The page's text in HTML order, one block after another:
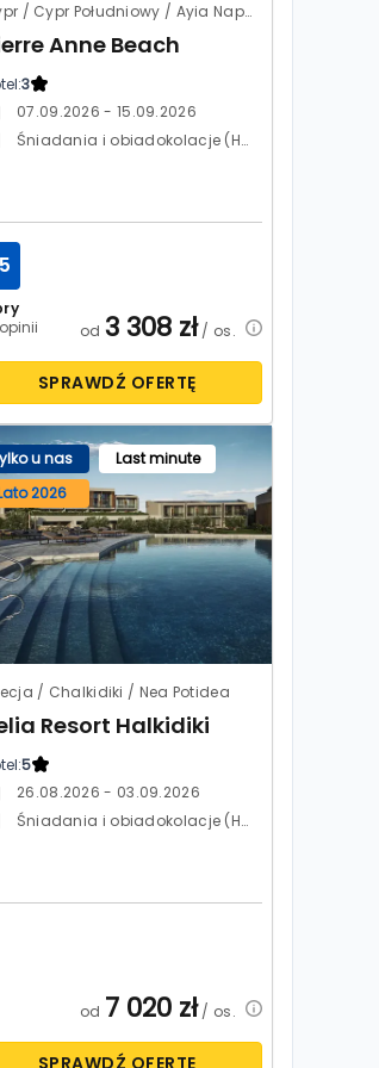
Cypr / Cypr Południowy / Ayia Napa
Anne Beach
3
07.09.2026 - 15.09.2026
Śniadania i obiadokolacje (HB)
od 3 308 zł/ os.
SPRAWDŹ OFERTĘ
u nas
Last minute
2026
/ Chalkidiki / Nea Potidea
Resort Halkidiki
5
26.08.2026 - 03.09.2026
Śniadania i obiadokolacje (HB)
od 7 020 zł/ os.
SPRAWDŹ OFERTĘ